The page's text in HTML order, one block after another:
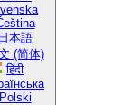
日本語
(简体)
हिंदी
Polski